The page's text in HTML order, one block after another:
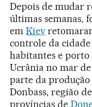
Depois de mudar
últimas semanas,
em Kiev
controle da
habitantes e
Ucrânia no mar
parte da produção
Donbass, região
províncias de